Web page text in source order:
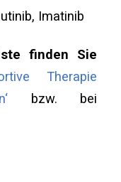
Imatinib
finden Sie
Therapie
bzw. bei